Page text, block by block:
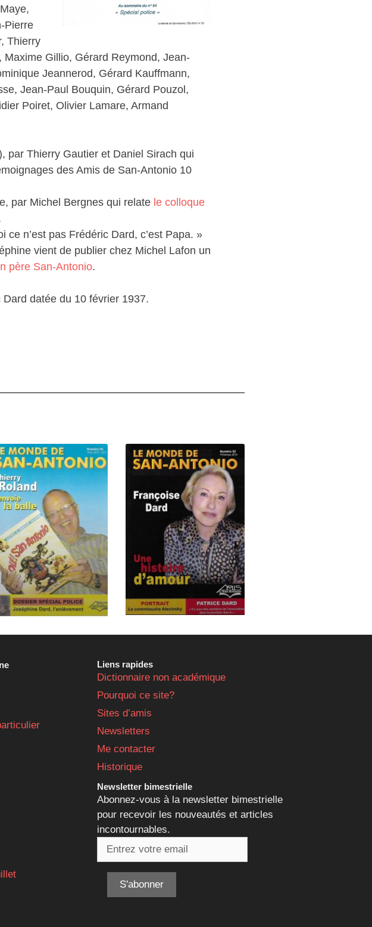
Pierre
Thierry
Gillio, Gérard Reymond, Jean-
Jeannerod, Gérard Kauffmann,
Jean-Paul Bouquin, Gérard Pouzol,
Poiret, Olivier Lamare, Armand
par Thierry Gautier et Daniel Sirach qui
des Amis de San-Antonio 10
par Michel Bergnes qui relate le colloque
n’est pas Frédéric Dard, c’est Papa. »
vient de publier chez Michel Lafon un
père San-Antonio.
datée du 10 février 1937.
Liens rapides
Dictionnaire non académique
Pourquoi ce site?
Sites d’amis
Newsletters
Me contacter
Historique
Newsletter bimestrielle
Abonnez-vous à la newsletter bimestrielle
pour recevoir les nouveautés et articles
incontournables.